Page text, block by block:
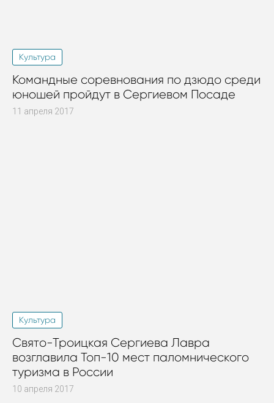
Культура
Командные соревнования по дзюдо среди
юношей пройдут в Сергиевом Посаде
11 апреля 2017
Культура
Свято-Троицкая Сергиева Лавра
возглавила Топ-10 мест паломнического
туризма в России
10 апреля 2017